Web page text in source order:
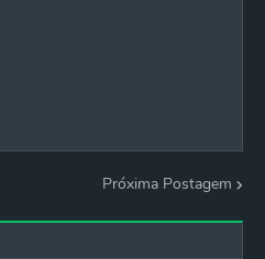
Próxima Postagem